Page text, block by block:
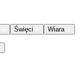
Święci Wiara